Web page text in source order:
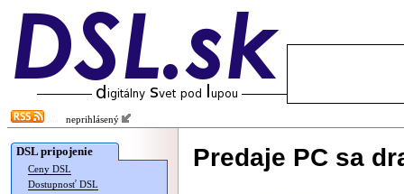
neprihlásený
DSL pripojenie
Ceny DSL
Dostupnosť DSL
Predaje PC sa